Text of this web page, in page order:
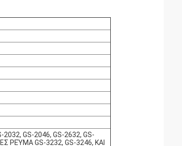
2032, GS-2046, GS-2632, GS-
ΡΕΎΜΑ GS-3232, GS-3246, ΚΑΙ